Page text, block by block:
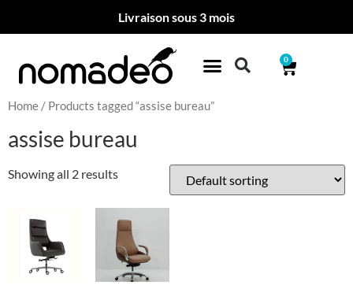
Livraison sous 3 mois
0
Home / Products tagged “assise bureau”
assise bureau
Showing all 2 results